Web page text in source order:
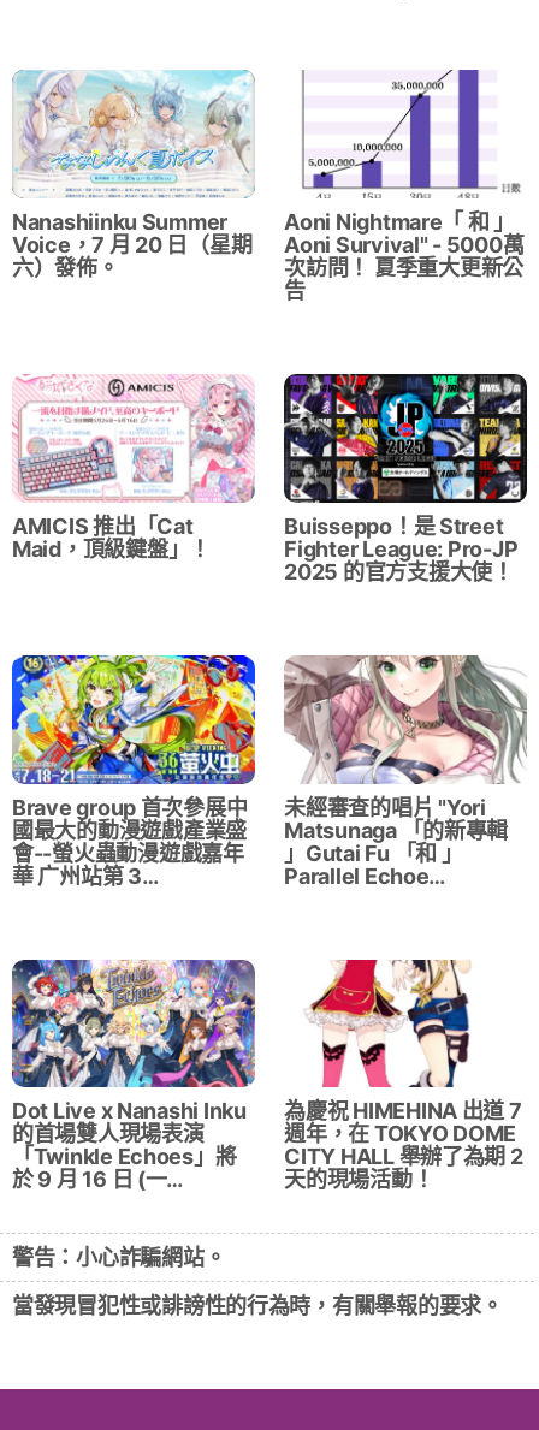
Nanashiinku Summer
Voice，7 月 20 日（星期
六）發佈。
Aoni Nightmare「 和 」
Aoni Survival" - 5000萬
次訪問！ 夏季重大更新公
告
AMICIS 推出「Cat
Maid，頂級鍵盤」！
Buisseppo！是 Street
Fighter League: Pro-JP
2025 的官方支援大使！
Brave group 首次參展中
國最大的動漫遊戲產業盛
會--螢火蟲動漫遊戲嘉年
華 广州站第 3…
未經審查的唱片 "Yori
Matsunaga 「的新專輯
」Gutai Fu 「和 」
Parallel Echoe…
Dot Live x Nanashi Inku
的首場雙人現場表演
「Twinkle Echoes」將
於 9 月 16 日 (一…
為慶祝 HIMEHINA 出道 7
週年，在 TOKYO DOME
CITY HALL 舉辦了為期 2
天的現場活動！
警告：小心詐騙網站。
當發現冒犯性或誹謗性的行為時，有關舉報的要求。